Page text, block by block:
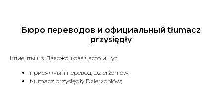
Бюро переводов и официальный tłumacz
przysięgły
Клиенты из Дзержонюва часто ищут:
присяжный перевод Dzierżoniów;
tłumacz przysięgły Dzierżoniów;